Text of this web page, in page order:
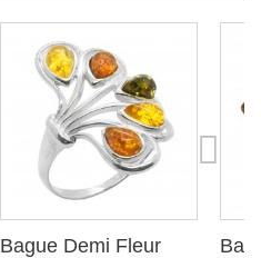
Bague Demi Fleur